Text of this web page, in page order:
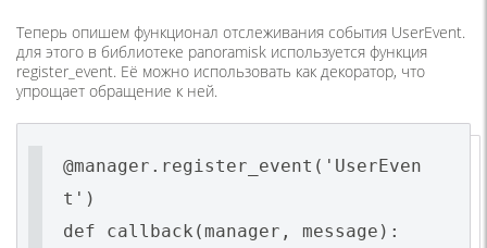
Теперь опишем функционал отслеживания события UserEvent.
для этого в библиотеке panoramisk используется функция
register_event. Её можно использовать как декоратор, что
упрощает обращение к ней.
@manager.register_event('UserEven
t')
def callback(manager, message):